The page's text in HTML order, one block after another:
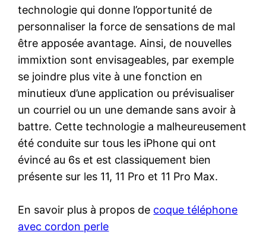
technologie qui donne l’opportunité de
personnaliser la force de sensations de mal
être apposée avantage. Ainsi, de nouvelles
immixtion sont envisageables, par exemple
se joindre plus vite à une fonction en
minutieux d’une application ou prévisualiser
un courriel ou un une demande sans avoir à
battre. Cette technologie a malheureusement
été conduite sur tous les iPhone qui ont
évincé au 6s et est classiquement bien
présente sur les 11, 11 Pro et 11 Pro Max.
En savoir plus à propos de coque téléphone
avec cordon perle